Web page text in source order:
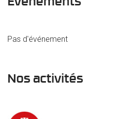
Pas d'événement
Nos activités